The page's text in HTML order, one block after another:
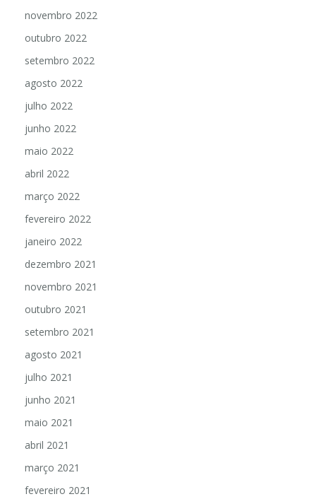
novembro 2022
outubro 2022
setembro 2022
agosto 2022
julho 2022
junho 2022
maio 2022
abril 2022
março 2022
fevereiro 2022
janeiro 2022
dezembro 2021
novembro 2021
outubro 2021
setembro 2021
agosto 2021
julho 2021
junho 2021
maio 2021
abril 2021
março 2021
fevereiro 2021